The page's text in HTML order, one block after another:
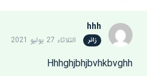
hhh
زائر الثلاثاء 27 يوليو 2021
Hhhghjbhjbvhkbvghh